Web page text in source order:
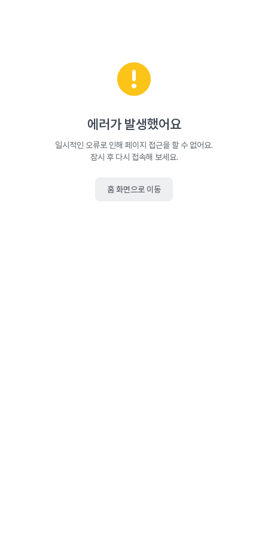
에러가 발생했어요
일시적인 오류로 인해 페이지 접근을 할 수 없어요.
잠시 후 다시 접속해 보세요.
홈 화면으로 이동